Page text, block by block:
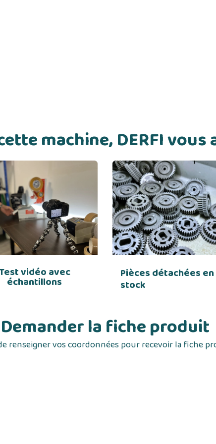
machine, DERFI vous
vidéo avec
échantillons
Pièces détachées en
stock
Demander la fiche produit
renseigner vos coordonnées pour recevoir la fiche